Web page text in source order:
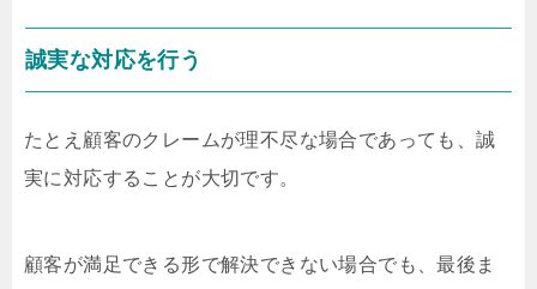
誠実な対応を行う
たとえ顧客のクレームが理不尽な場合であっても、誠
実に対応することが大切です。
顧客が満足できる形で解決できない場合でも、最後ま